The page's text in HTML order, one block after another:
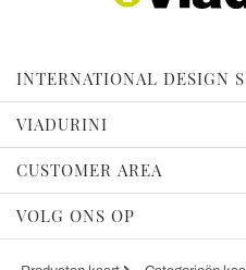
INTERNATIONAL DESIGN
VIADURINI
CUSTOMER AREA
VOLG ONS OP